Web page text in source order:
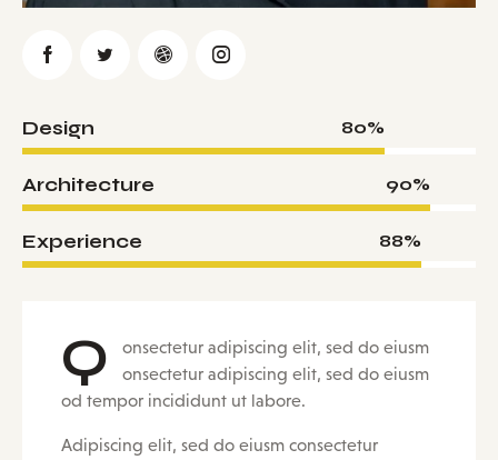
Design 80%
Architecture 90%
Experience 88%
Q
onsectetur adipiscing elit, sed do eiusm
onsectetur adipiscing elit, sed do eiusm
od tempor incididunt ut labore.
Adipiscing elit, sed do eiusm consectetur